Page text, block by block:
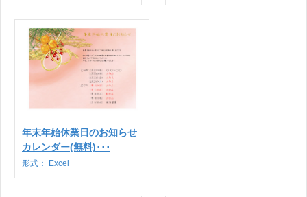
年末年始休業日のお知らせ
カレンダー(無料)･･･
形式： Excel